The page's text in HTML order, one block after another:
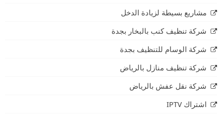
مشاريع بسيطة لزيادة الدخل
شركة تنظيف كنب بالبخار بجدة
شركة الوسام للتنظيف بجدة
شركة تنظيف منازل بالرياض
شركة نقل عفش بالرياض
اشتراك IPTV